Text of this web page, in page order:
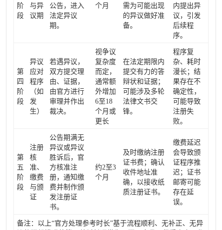
阶
段
与异
议期
公告，进入
法定异议
期。
个月
需为可能出现
的异议做好准
备。
内提出异
议，引发
后续程
序。
第
四
阶
段
异议
应对
程序
（如
发
生）
若遇异议，
双方提交理
由、证据，
由官方进行
审理并作出
裁决。
视争议
复杂度
而定，
通常额
外增加
6至18
个月或
更长
在法定期限内
提交有力的答
辩状和证据；
可能涉及多轮
法律文书交
锋。
程序复
杂、耗时
漫长；结
果存在不
确定性，
可能导致
注册失
败。
第
五
阶
段
注册
核
准、
缴费
与颁
证
公告期满无
异议或异议
胜诉后，官
方核准注
册，通知缴
费并制作颁
发注册证
书。
约2至3
个月
及时缴纳注册
证书费；确认
收件地址准
确，以接收纸
质注册证书。
缴费延迟
会导致颁
证程序推
迟；证书
邮寄可能
存在延
误。
备注：以上“官方处理参考时长”基于流程顺利、无补正、无异